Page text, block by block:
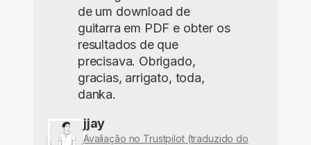
de um download de
guitarra em PDF e obter os
resultados de que
precisava. Obrigado,
gracias, arrigato, toda,
danka.
jjay
Avaliação no Trustpilot (traduzido do